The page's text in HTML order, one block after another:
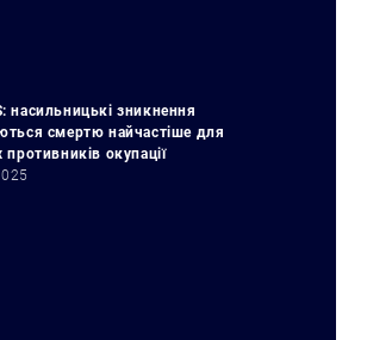
насильницькі зникнення
смертю найчастіше для
противників окупації